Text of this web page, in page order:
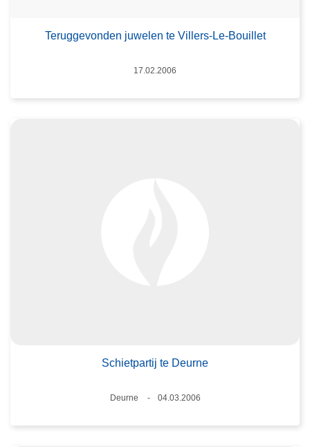
Teruggevonden juwelen te Villers-Le-Bouillet
Datum
17.02.2006
Schietpartij te Deurne
Plaats
Deurne
04.03.2006